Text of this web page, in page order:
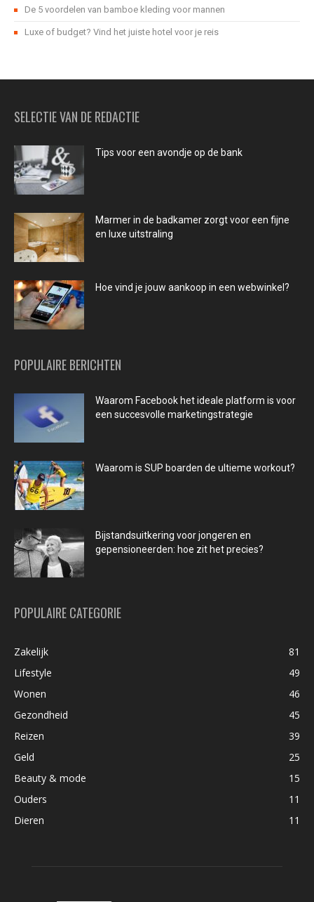
De 5 voordelen van bamboe kleding voor mannen
Luxe of budget? Vind het juiste hotel voor je reis
SELECTIE VAN DE REDACTIE
Tips voor een avondje op de bank
Marmer in de badkamer zorgt voor een fijne
en luxe uitstraling
Hoe vind je jouw aankoop in een webwinkel?
POPULAIRE BERICHTEN
Waarom Facebook het ideale platform is voor
een succesvolle marketingstrategie
Waarom is SUP boarden de ultieme workout?
Bijstandsuitkering voor jongeren en
gepensioneerden: hoe zit het precies?
POPULAIRE CATEGORIE
Zakelijk
81
Lifestyle
49
Wonen
46
Gezondheid
45
Reizen
39
Geld
25
Beauty & mode
15
Ouders
11
Dieren
11